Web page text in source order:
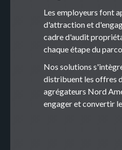
Les employeurs font
d'attraction et
cadre d'audit
chaque étape du
Nos solutions
distribuent les offres
agrégateurs Nord
engager et convertir